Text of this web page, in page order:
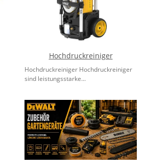
Hochdruckreiniger
Hochdruckreiniger Hochdruckreiniger
sind leistungsstarke...